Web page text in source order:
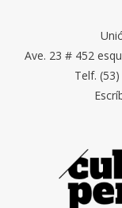
Ave. 23 # 452
Telf.